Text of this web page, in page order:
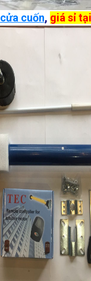
cửa cuốn, giá sỉ